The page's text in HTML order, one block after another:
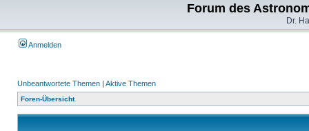
Forum des
Dr.
Anmelden
Unbeantwortete Themen | Aktive Themen
Foren-Übersicht